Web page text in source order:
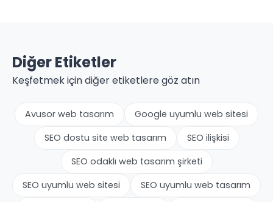
Diğer Etiketler
Keşfetmek için diğer etiketlere göz atın
Avusor web tasarım
Google uyumlu web sitesi
SEO dostu site web tasarım
SEO ilişkisi
SEO odaklı web tasarım şirketi
SEO uyumlu web sitesi
SEO uyumlu web tasarım